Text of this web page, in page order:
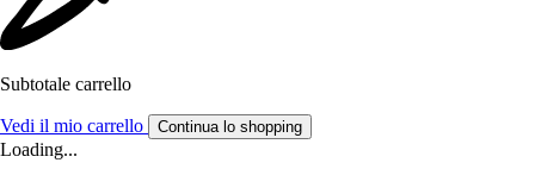
Subtotale carrello
Vedi il mio carrello Continua lo shopping
Loading...